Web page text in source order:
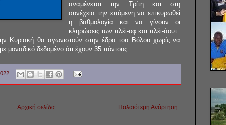
αναμένεται την Τρίτη και στη
συνέχεια την επόμενη να επικυρωθεί
η βαθμολογία και να γίνουν οι
κληρώσεις των πλέι-οφ και πλέι-άουτ.
Κυριακή θα αγωνιστούν στην έδρα του Βόλου χωρίς να
μοναδικό δεδομένο ότι έχουν 35 πόντους...
Παλαιότερη Ανάρτηση
Αρχική σελίδα